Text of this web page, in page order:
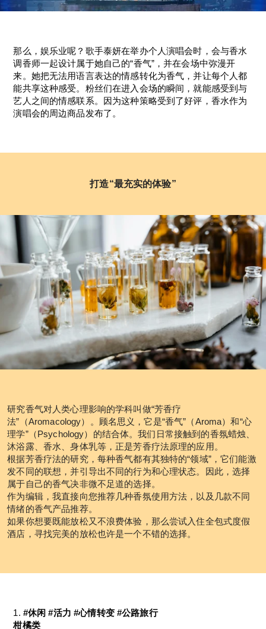
那么，娱乐业呢？歌手泰妍在举办个人演唱会时，会与香水
调香师一起设计属于她自己的“香气”，并在会场中弥漫开
来。她把无法用语言表达的情感转化为香气，并让每个人都
能共享这种感受。粉丝们在进入会场的瞬间，就能感受到与
艺人之间的情感联系。因为这种策略受到了好评，香水作为
演唱会的周边商品发布了。
打造“最充实的体验”
研究香气对人类心理影响的学科叫做“芳香疗
法”（Aromacology）。顾名思义，它是“香气”（Aroma）和“心
理学”（Psychology）的结合体。我们日常接触到的香氛蜡烛、
沐浴露、香水、身体乳等，正是芳香疗法原理的应用。
根据芳香疗法的研究，每种香气都有其独特的“领域”，它们能激
发不同的联想，并引导出不同的行为和心理状态。因此，选择
属于自己的香气决非微不足道的选择。
作为编辑，我直接向您推荐几种香氛使用方法，以及几款不同
情绪的香气产品推荐。
如果你想要既能放松又不浪费体验，那么尝试入住全包式度假
酒店，寻找完美的放松也许是一个不错的选择。
1. #休闲 #活力 #心情转变 #公路旅行
柑橘类